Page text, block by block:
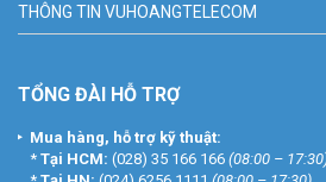
THÔNG TIN VUHOANGTELECOM
TỔNG ĐÀI HỖ TRỢ
Mua hàng, hỗ trợ kỹ thuật:
* Tại HCM: (028) 35 166 166 (08:00 –